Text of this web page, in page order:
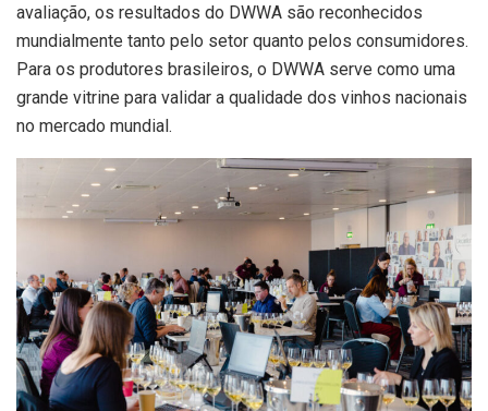
avaliação, os resultados do DWWA são reconhecidos
mundialmente tanto pelo setor quanto pelos consumidores.
Para os produtores brasileiros, o DWWA serve como uma
grande vitrine para validar a qualidade dos vinhos nacionais
no mercado mundial.